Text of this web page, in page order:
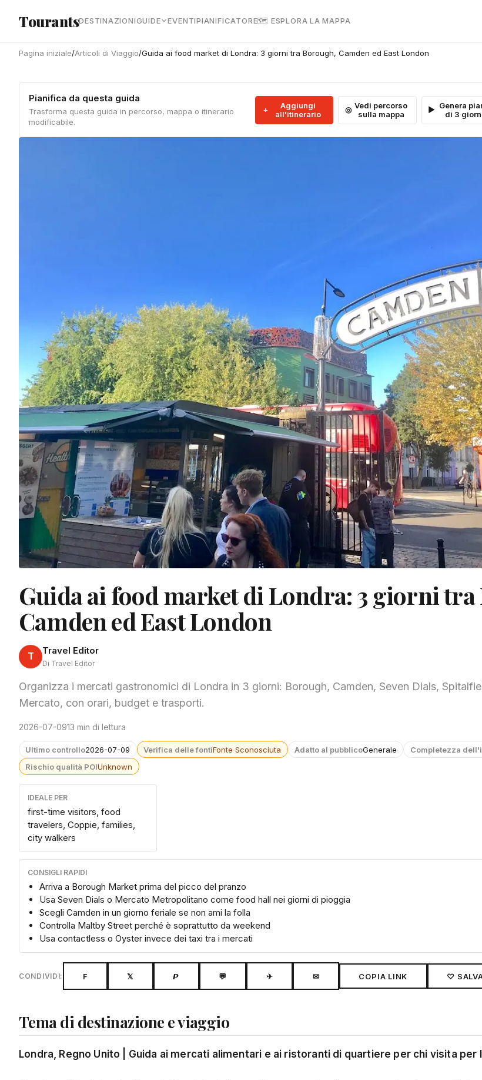
TourantsDESTINAZIONIGUIDE EVENTIPIANIFICATORE🗺 ESPLORA LA MAPPA
Pagina iniziale/Articoli di Viaggio/Guida ai food market di Londra: 3 giorni tra Borough, Camden ed East London
Pianifica da questa guida
Trasforma questa guida in percorso, mappa o itinerario
modificabile.
Aggiungi
all'itinerario
Vedi percorso
sulla mappa
Genera
di 3
Guida ai food market di Londra: 3 giorni tra
Camden ed East London
T Travel Editor
Di Travel Editor
Organizza i mercati gastronomici di Londra in 3 giorni: Borough, Camden, Seven Dials,
Mercato, con orari, budget e trasporti.
2026-07-0913 min di lettura
Ultimo controllo2026-07-09 Verifica delle fontiFonte Sconosciuta Adatto al pubblicoGenerale Completezza
Rischio qualità POIUnknown
IDEALE PER
first-time visitors, food
travelers, Coppie, families,
city walkers
CONSIGLI RAPIDI
Arriva a Borough Market prima del picco del pranzo
Usa Seven Dials o Mercato Metropolitano come food hall nei giorni di pioggia
Scegli Camden in un giorno feriale se non ami la folla
Controlla Maltby Street perché è soprattutto da weekend
Usa contactless o Oyster invece dei taxi tra i mercati
CONDIVIDI: F 𝕏 𝙋 💬 ✈ ✉ COPIA LINK ♡
Tema di destinazione e viaggio
Londra, Regno Unito | Guida ai mercati alimentari e ai ristoranti di quartiere per chi visita per